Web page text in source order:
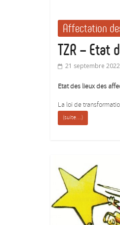
Affectation
TZR – Etat
21 septembre 2022
Etat des lieux des
La loi de
(suite…)